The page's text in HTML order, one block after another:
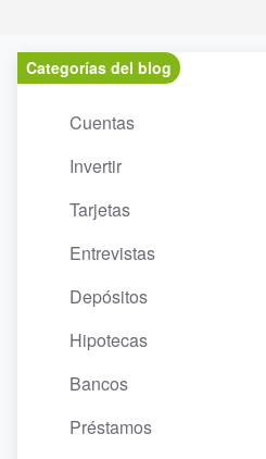
Categorías del blog
Cuentas
Invertir
Tarjetas
Entrevistas
Depósitos
Hipotecas
Bancos
Préstamos